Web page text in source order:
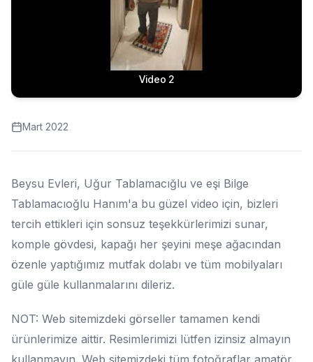
Video 2
Mart 2022
Beysu Evleri, Uğur Tablamacığlu ve eşi Bilge
Tablamacıoğlu Hanım'a bu güzel video için, bizleri
tercih ettikleri için sonsuz teşekkürlerimizi sunar,
komple gövdesi, kapağı her şeyini meşe ağacından
özenle yaptığımız mutfak dolabı ve tüm mobilyaları
güle güle kullanmalarını dileriz.
NOT: Web sitemizdeki görseller tamamen kendi
ürünlerimize aittir. Resimlerimizi lütfen izinsiz almayın